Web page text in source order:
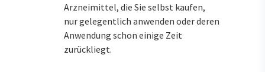
Arzneimittel, die Sie selbst kaufen,
nur gelegentlich anwenden oder deren
Anwendung schon einige Zeit
zurückliegt.